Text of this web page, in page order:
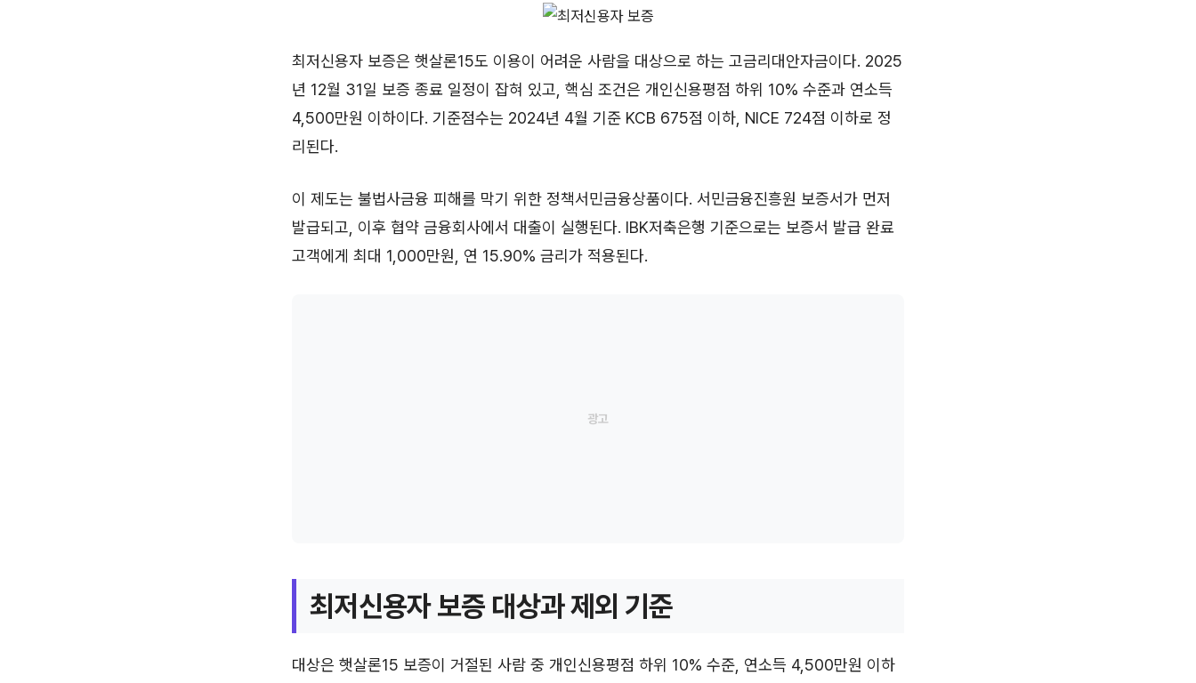
최저신용자 보증은 햇살론15도 이용이 어려운 사람을 대상으로 하는 고금리대안자금이다. 2025
년 12월 31일 보증 종료 일정이 잡혀 있고, 핵심 조건은 개인신용평점 하위 10% 수준과 연소득
4,500만원 이하이다. 기준점수는 2024년 4월 기준 KCB 675점 이하, NICE 724점 이하로 정
리된다.
이 제도는 불법사금융 피해를 막기 위한 정책서민금융상품이다. 서민금융진흥원 보증서가 먼저
발급되고, 이후 협약 금융회사에서 대출이 실행된다. IBK저축은행 기준으로는 보증서 발급 완료
고객에게 최대 1,000만원, 연 15.90% 금리가 적용된다.
최저신용자 보증 대상과 제외 기준
대상은 햇살론15 보증이 거절된 사람 중 개인신용평점 하위 10% 수준, 연소득 4,500만원 이하